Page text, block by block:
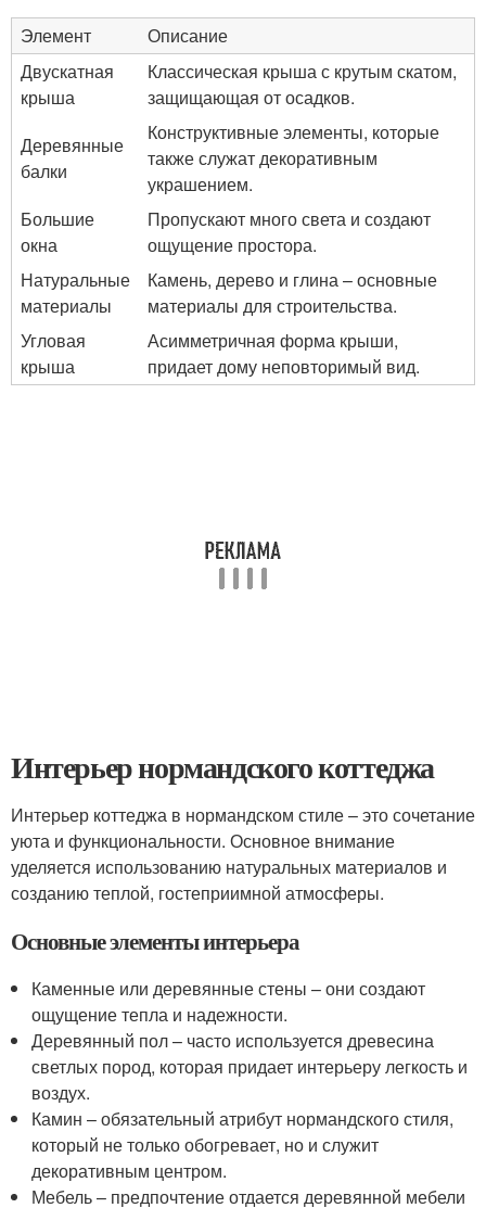
Элемент
Описание
Двускатная
крыша
Классическая крыша с крутым скатом,
защищающая от осадков.
Деревянные
балки
Конструктивные элементы, которые
также служат декоративным
украшением.
Большие
окна
Пропускают много света и создают
ощущение простора.
Натуральные
материалы
Камень, дерево и глина – основные
материалы для строительства.
Угловая
крыша
Асимметричная форма крыши,
придает дому неповторимый вид.
Интерьер нормандского коттеджа
Интерьер коттеджа в нормандском стиле – это сочетание
уюта и функциональности. Основное внимание
уделяется использованию натуральных материалов и
созданию теплой, гостеприимной атмосферы.
Основные элементы интерьера
Каменные или деревянные стены – они создают
ощущение тепла и надежности.
Деревянный пол – часто используется древесина
светлых пород, которая придает интерьеру легкость и
воздух.
Камин – обязательный атрибут нормандского стиля,
который не только обогревает, но и служит
декоративным центром.
Мебель – предпочтение отдается деревянной мебели